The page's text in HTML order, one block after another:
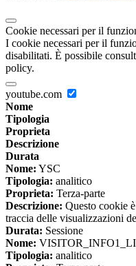
Cookie necessari per il
I cookie necessari per il
disabilitati. È possibile
policy.
youtube.com
Nome
Tipologia
Proprieta
Descrizione
Durata
Nome: YSC
Tipologia: analitico
Proprieta: Terza-parte
Descrizione: Questo cookie
traccia delle visualizzazioni
Durata: Sessione
Nome:
Tipologia: analitico